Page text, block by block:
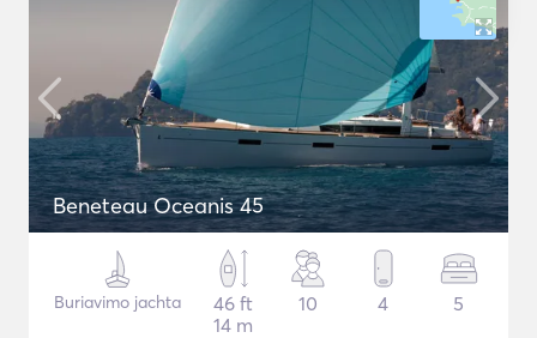
Beneteau Oceanis 45
Buriavimo jachta
46 ft
14 m
10 4 5